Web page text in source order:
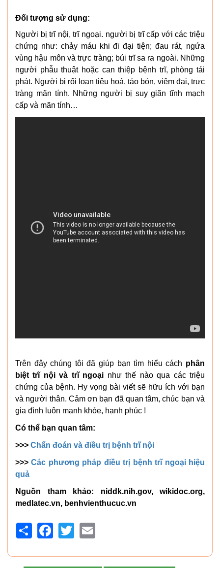
Đối tượng sử dụng:
Người bị trĩ nội, trĩ ngoại. người bị trĩ cấp với các triệu
chứng như: chảy máu khi đi đại tiện; đau rát, ngứa
vùng hậu môn và trực tràng; búi trĩ sa ra ngoài. Những
người phẫu thuật hoặc can thiệp bệnh trĩ, phòng tái
phát. Người bị rối loạn tiêu hoá, táo bón, viêm đại, trực
tràng mãn tính. Những người bị suy giãn tĩnh mạch
cấp và mãn tính…
Trên đây chúng tôi đã giúp bạn tìm hiểu cách phân
biệt trĩ nội và trĩ ngoại như thế nào qua các triệu
chứng của bệnh. Hy vọng bài viết sẽ hữu ích với bạn
và người thân. Cảm ơn bạn đã quan tâm, chúc bạn và
gia đình luôn mạnh khỏe, hạnh phúc !
Có thể bạn quan tâm:
>>> Chẩn đoán và điều trị bệnh trĩ nội
>>> Các phương pháp điều trị bệnh trĩ ngoại hiệu
quả
Nguồn tham khảo: niddk.nih.gov, wikidoc.org,
medlatec.vn, benhvienthucuc.vn
Share FacebookTwitter